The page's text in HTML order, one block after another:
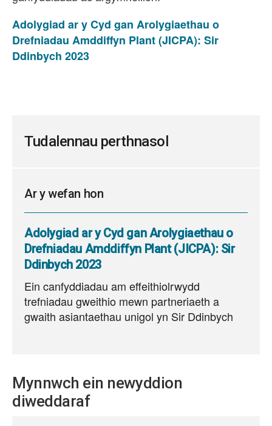
Adolygiad ar y Cyd gan Arolygiaethau o
Drefniadau Amddiffyn Plant (JICPA): Sir
Ddinbych 2023
Tudalennau perthnasol
Ar y wefan hon
Adolygiad ar y Cyd gan Arolygiaethau o
Drefniadau Amddiffyn Plant (JICPA): Sir
Ddinbych 2023
Ein canfyddiadau am effeithiolrwydd
trefniadau gweithio mewn partneriaeth a
gwaith asiantaethau unigol yn Sir Ddinbych
Mynnwch ein newyddion
diweddaraf